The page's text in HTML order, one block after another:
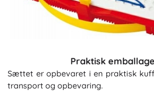
Praktisk emballage
Sættet er opbevaret i en praktisk
transport og opbevaring.